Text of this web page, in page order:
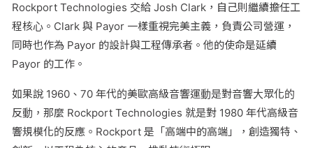
Rockport Technologies 交給 Josh Clark，自己則繼續擔任工
程核心。Clark 與 Payor 一樣重視完美主義，負責公司營運，
同時也作為 Payor 的設計與工程傳承者。他的使命是延續
Payor 的工作。
如果說 1960、70 年代的美歐高級音響運動是對音響大眾化的
反動，那麼 Rockport Technologies 就是對 1980 年代高級音
響規模化的反應。Rockport 是「高端中的高端」，創造獨特、